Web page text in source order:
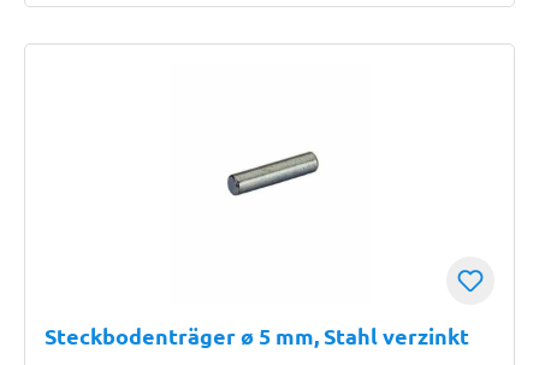
Steckbodenträger ø 5 mm, Stahl verzinkt